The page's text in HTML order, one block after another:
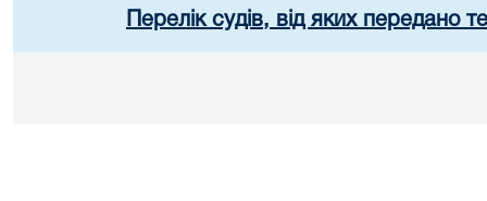
Перелік судів, від яких передано